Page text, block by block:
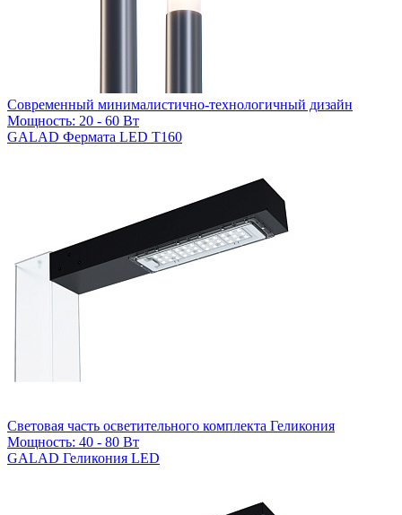
Современный минималистично-технологичный дизайн
Мощность: 20 - 60 Вт
GALAD Фермата LED Т160
Световая часть осветительного комплекта Геликония
Мощность: 40 - 80 Вт
GALAD Геликония LED